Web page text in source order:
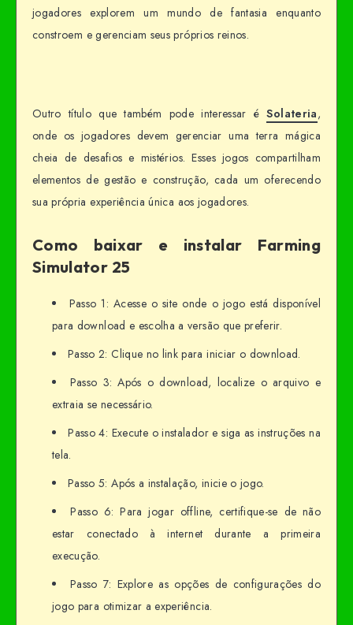
jogadores explorem um mundo de fantasia enquanto
constroem e gerenciam seus próprios reinos.
Outro título que também pode interessar éSolateria,
onde os jogadores devem gerenciar uma terra mágica
cheia de desafios e mistérios. Esses jogos compartilham
elementos de gestão e construção, cada um oferecendo
sua própria experiência única aos jogadores.
Como baixar e instalar Farming
Simulator 25
Passo 1: Acesse o site onde o jogo está disponível
para download e escolha a versão que preferir.
Passo 2: Clique no link para iniciar o download.
Passo 3: Após o download, localize o arquivo e
extraia se necessário.
Passo 4: Execute o instalador e siga as instruções na
tela.
Passo 5: Após a instalação, inicie o jogo.
Passo 6: Para jogar offline, certifique-se de não
estar conectado à internet durante a primeira
execução.
Passo 7: Explore as opções de configurações do
jogo para otimizar a experiência.